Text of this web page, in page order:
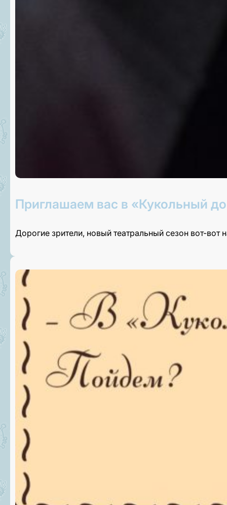
Приглашаем вас в «Кукольный
Дорогие зрители, новый театральный сезон вот-вот